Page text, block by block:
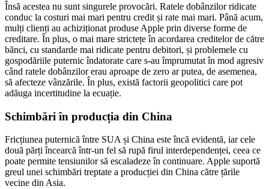
Însă acestea nu sunt singurele provocări. Ratele dobânzilor ridicate
conduc la costuri mai mari pentru credit și rate mai mari. Până acum,
mulți clienți au achiziționat produse Apple prin diverse forme de
creditare. În plus, o mai mare strictețe în acordarea creditelor de către
bănci, cu standarde mai ridicate pentru debitori, și problemele cu
gospodăriile puternic îndatorate care s-au împrumutat în mod agresiv
când ratele dobânzilor erau aproape de zero ar putea, de asemenea,
să afecteze vânzările. În plus, există factorii geopolitici care pot
adăuga incertitudine la ecuație.
Schimbări în producția din China
Fricțiunea puternică între SUA și China este încă evidentă, iar cele
două părți încearcă într-un fel să rupă firul interdependenței, ceea ce
poate permite tensiunilor să escaladeze în continuare. Apple suportă
greul unei schimbări treptate a producției din China către țările
vecine din Asia.